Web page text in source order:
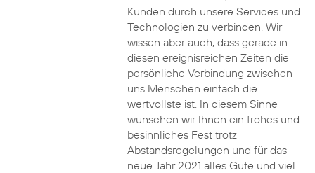
Kunden durch unsere Services und
Technologien zu verbinden. Wir
wissen aber auch, dass gerade in
diesen ereignisreichen Zeiten die
persönliche Verbindung zwischen
uns Menschen einfach die
wertvollste ist. In diesem Sinne
wünschen wir Ihnen ein frohes und
besinnliches Fest trotz
Abstandsregelungen und für das
neue Jahr 2021 alles Gute und viel